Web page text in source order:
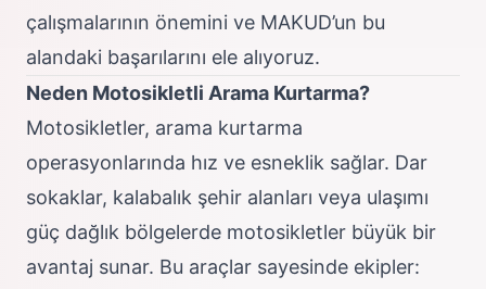
çalışmalarının önemini ve MAKUD’un bu
alandaki başarılarını ele alıyoruz.
Neden Motosikletli Arama Kurtarma?
Motosikletler, arama kurtarma
operasyonlarında hız ve esneklik sağlar. Dar
sokaklar, kalabalık şehir alanları veya ulaşımı
güç dağlık bölgelerde motosikletler büyük bir
avantaj sunar. Bu araçlar sayesinde ekipler: